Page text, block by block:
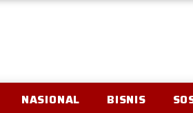
NASIONAL BISNIS